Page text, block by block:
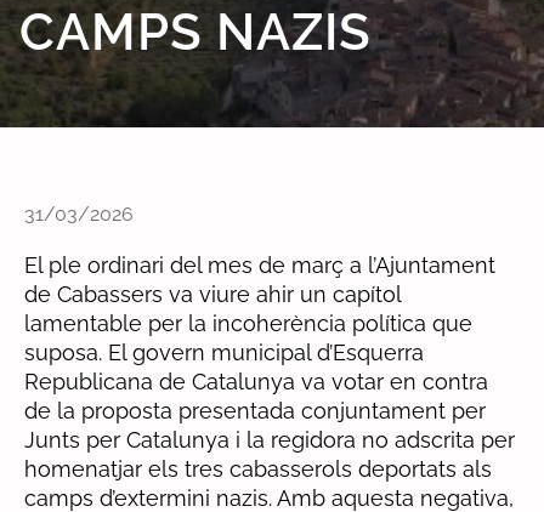
CAMPS NAZIS
31/03/2026
El ple ordinari del mes de març a l’Ajuntament
de Cabassers va viure ahir un capítol
lamentable per la incoherència política que
suposa. El govern municipal d’Esquerra
Republicana de Catalunya va votar en contra
de la proposta presentada conjuntament per
Junts per Catalunya i la regidora no adscrita per
homenatjar els tres cabasserols deportats als
camps d’extermini nazis. Amb aquesta negativa,